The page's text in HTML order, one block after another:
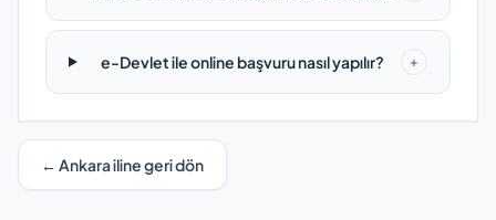
e-Devlet ile online başvuru nasıl yapılır? +
← Ankara iline geri dön